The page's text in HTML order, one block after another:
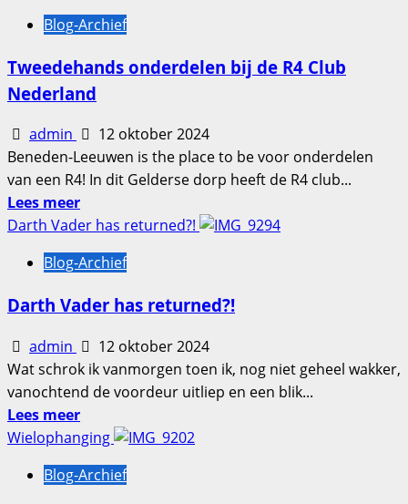
Odyssee
auto
onderdelen.
Blog-Archief
Tweedehands onderdelen bij de R4 Club
Nederland
admin
12 oktober 2024
Beneden-Leeuwen is the place to be voor onderdelen
van een R4! In dit Gelderse dorp heeft de R4 club...
Lees meerLees
meer
Tweedehands
bij
de
R4
Club
Darth Vader has returned?!
Blog-Archief
Darth Vader has returned?!
admin
12 oktober 2024
Wat schrok ik vanmorgen toen ik, nog niet geheel wakker,
vanochtend de voordeur uitliep en een blik...
Lees meerLees
meer
Darth
Wielophanging
Blog-Archief